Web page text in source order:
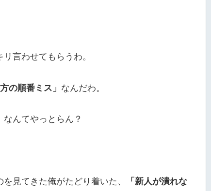
言わせてもらうわ。
の順番ミス」 なんだわ。
なんてやっとらん？
見てきた俺がたどり着いた、
「新人が潰れな